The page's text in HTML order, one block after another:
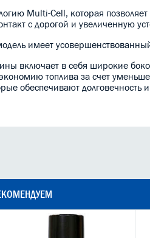
Multi-Cell, которая
с дорогой и увеличенную
имеет
включает в себя широкие
топлива за счет
обеспечивают долговечность